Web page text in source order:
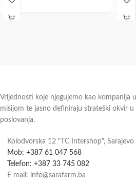
Vrijednosti koje njegujemo kao kompanija
misijom te jasno definiraju strateški okvir u
poslovanja.
Kolodvorska 12 "TC Intershop", Sarajevo
Mob: +387 61 047 568
Telefon: +387 33 745 082
E mail: info@sarafarm.ba